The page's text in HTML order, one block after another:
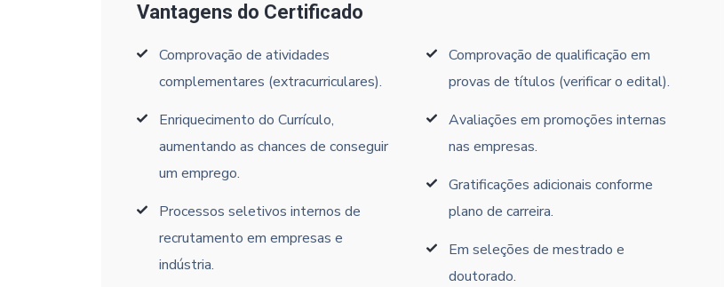
Vantagens do Certificado
Comprovação de atividades
complementares (extracurriculares).
Enriquecimento do Currículo,
aumentando as chances de conseguir
um emprego.
Processos seletivos internos de
recrutamento em empresas e
indústria.
Comprovação de qualificação em
provas de títulos (verificar o edital).
Avaliações em promoções internas
nas empresas.
Gratificações adicionais conforme
plano de carreira.
Em seleções de mestrado e
doutorado.